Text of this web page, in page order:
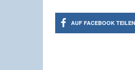
AUF FACEBOOK TEILEN